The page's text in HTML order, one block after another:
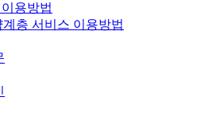
용방법
계층 서비스 이용방법